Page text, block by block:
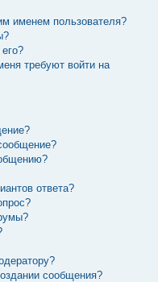
именем пользователя?
требуют войти на
ответа?
сообщения?